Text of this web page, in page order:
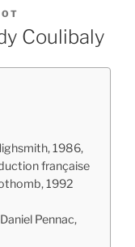
Coulibaly
1986,
française
1992
Pennac,